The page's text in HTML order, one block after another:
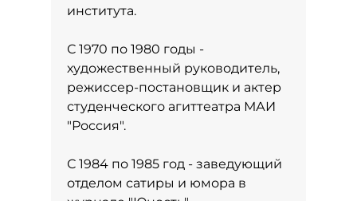
института.
С 1970 по 1980 годы -
художественный руководитель,
режиссер-постановщик и актер
студенческого агиттеатра МАИ
"Россия".
С 1984 по 1985 год - заведующий
отделом сатиры и юмора в